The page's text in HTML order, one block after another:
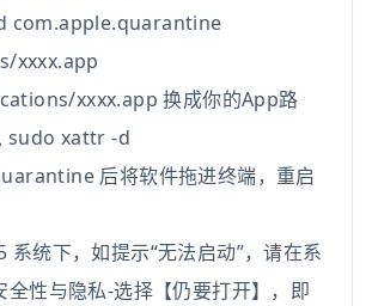
com.apple.quarantine
xxxx.app
xxxx.app 换成你的App路
sudo xattr -d
后将软件拖进终端，重启
系统下，如提示“无法启动”，请在系
全性与隐私-选择【仍要打开】，即